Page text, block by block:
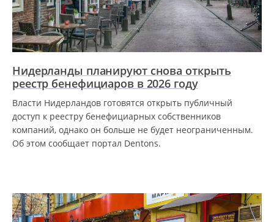
Нидерланды планируют снова открыть
реестр бенефициаров в 2026 году
Власти Нидерландов готовятся открыть публичный
доступ к реестру бенефициарных собственников
компаний, однако он больше не будет неограниченным.
Об этом сообщает портал Dentons.